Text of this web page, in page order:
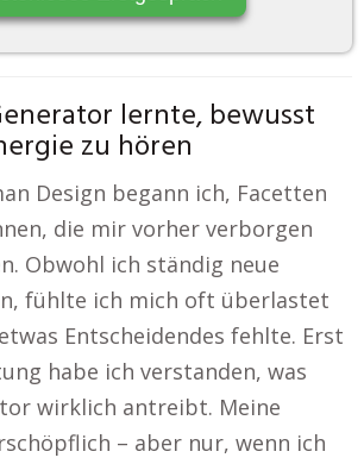
lernte, bewusst
zu hören
Design begann ich, Facetten
die mir vorher verborgen
Obwohl ich ständig neue
fühlte ich mich oft überlastet
Entscheidendes fehlte. Erst
habe ich verstanden, was
wirklich antreibt. Meine
– aber nur, wenn ich